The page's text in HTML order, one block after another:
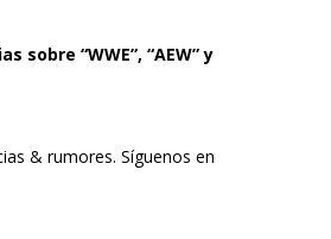
“WWE”, “AEW” y
& rumores. Síguenos en